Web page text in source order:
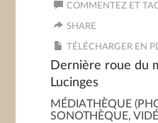
COMMENTEZ ET
SHARE
TÉLÉCHARGER EN
Dernière roue du
Lucinges
MÉDIATHÈQUE
SONOTHÈQUE,